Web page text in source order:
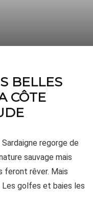
BELLES
CÔTE
regorge de
sauvage mais
feront rêver. Mais
golfes et baies les